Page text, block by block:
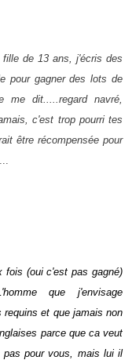
de 13 ans, j'écris des
pour gagner des lots de
dit.....regard navré,
c'est trop pourri tes
être récompensée pour
fois (oui c'est pas gagné)
que j'envisage
requins et que jamais non
parce que ca veut
pas pour vous, mais lui il